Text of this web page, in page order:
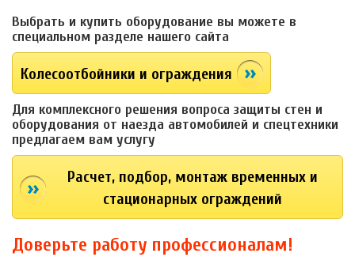
Выбрать и купить оборудование вы можете в
специальном разделе нашего сайта
Колесоотбойники и ограждения
Для комплексного решения вопроса защиты стен и
оборудования от наезда автомобилей и спецтехники
предлагаем вам услугу
Расчет, подбор, монтаж временных и
стационарных ограждений
Доверьте работу профессионалам!